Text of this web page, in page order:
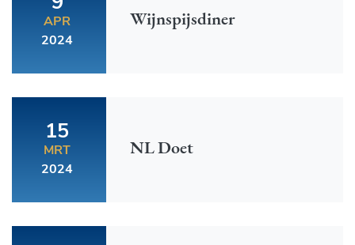
APR
2024
Wijnspijsdiner
15
MRT
2024
NL Doet